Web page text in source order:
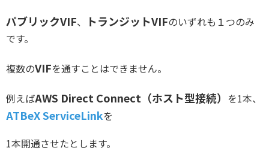
パブリックVIF、 トランジットVIFのいずれも１つのみ
です。
複数のVIFを通すことはできません。
例えばAWS Direct Connect（ホスト型接続） を1本、
ATBeX ServiceLinkを
1本開通させたとします。